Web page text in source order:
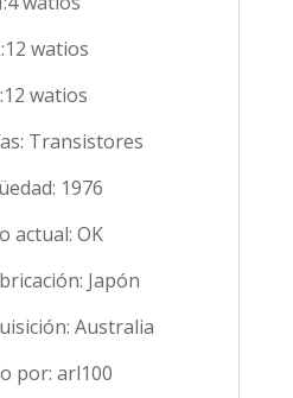
watios
watios
Transistores
1976
actual: OK
Japón
Australia
por: arl100